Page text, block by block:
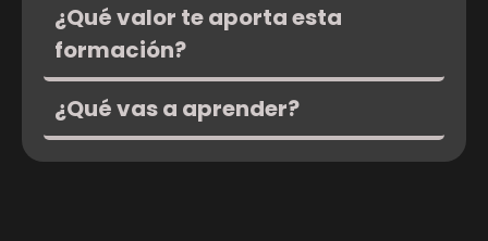
¿Qué valor te aporta esta
formación?
¿Qué vas a aprender?